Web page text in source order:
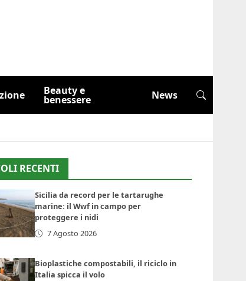
Beauty e
benessere News
RECENTI
Sicilia da record per le tartarughe
marine: il Wwf in campo per
proteggere i nidi
7 Agosto 2026
Bioplastiche compostabili, il riciclo in
Italia spicca il volo